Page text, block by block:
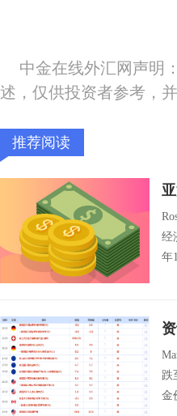
中金在线外汇网声明
述，仅供投资者参考，
推荐阅读
经
年
跌
金